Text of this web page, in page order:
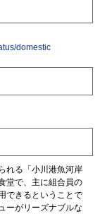
domestic
れる「小川港魚河岸
堂で、主に組合員の
できるということで
ーがリーズナブルな